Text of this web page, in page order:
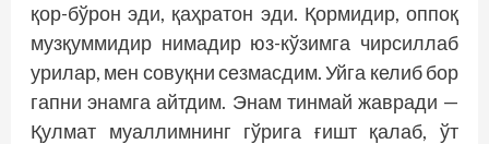
қор-бўрон эди, қаҳратон эди. Қормидир, оппоқ
музқуммидир нимадир юз-кўзимга чирсиллаб
урилар, мен совуқни сезмасдим. Уйга келиб бор
гапни энамга айтдим. Энам тинмай жавради —
Қулмат муаллимнинг гўрига ғишт қалаб, ўт